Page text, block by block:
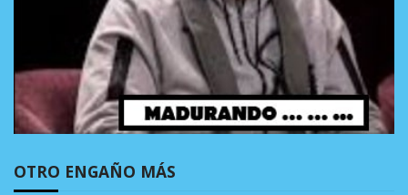
OTRO ENGAÑO MÁS